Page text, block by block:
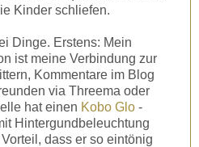
Kinder schliefen.
Dinge. Erstens: Mein
ist meine Verbindung zur
Kommentare im Blog
via Threema oder
hat einen Kobo Glo -
Hintergundbeleuchtung
dass er so eintönig